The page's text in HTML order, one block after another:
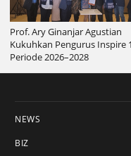
Prof. Ary Ginanjar Agustian
Kukuhkan Pengurus Inspire
Periode 2026–2028
NEWS
BIZ